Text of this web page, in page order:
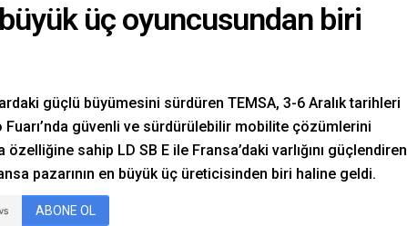
büyük üç oyuncusundan biri
güçlü büyümesini sürdüren TEMSA, 3-6 Aralık tarihleri
Fuarı’nda güvenli ve sürdürülebilir mobilite çözümlerini
sahip LD SB E ile Fransa’daki varlığını güçlendiren
pazarının en büyük üç üreticisinden biri haline geldi.
ABONE OL